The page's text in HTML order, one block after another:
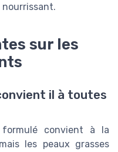
nourrissant.
sur les
il à toutes
convient à la
les peaux grasses